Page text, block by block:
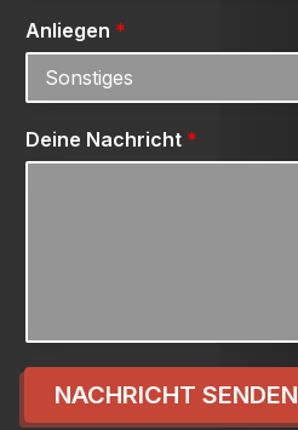
Anliegen *
Deine Nachricht *
NACHRICHT SENDEN